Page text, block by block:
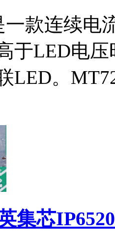
一款连续电
于LED电
LED。
集芯